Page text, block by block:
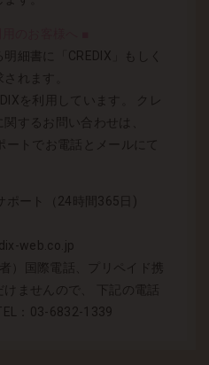
細書に「CREDIX」もしく
れます。
を利用しています。 クレ
するお問い合わせは、
ートでお電話とメールにて
ート（24時間365日)
web.co.jp
）国際電話、プリペイド携
ませんので、 下記の電話
：03-6832-1339